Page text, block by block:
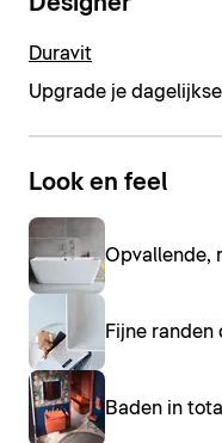
Duravit
Upgrade je
Look en feel
Opvallende,
Fijne randen
Baden in